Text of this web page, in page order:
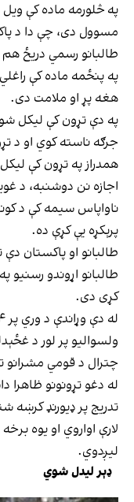
په څلورمه ماده کې
مسوول دی، چې دا د
طالبانو رسمي دریځ
په پنځمه ماده کې
هغه پړ او ملامت دی.
په دې تړون کې لیکل
جرګه ناسته کوي او د
همدراز په تړون کې
ناواپاس سیمه کې د
پرېکړه یې کړې ده.
طالبانو او پاکستان
طالبانو اړوندو رسنیو
کړی دی.
ولسوالیو پر لور د
چترال د قومي مشرانو
له دغو تړونونو ظاهرا
تدریج پر ډیورنډ کرښه
لارې اواروي او یوه
لیږدوي.
ډېر لیدل شوي